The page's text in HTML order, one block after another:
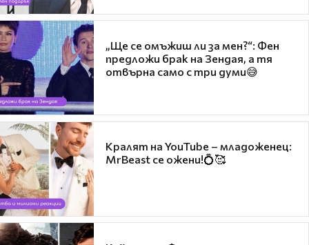
„Ще се омъжиш ли за мен?“: Фен
предложи брак на Зендая, а тя
отвърна само с три думи😅
Кралят на YouTube – младоженец:
MrBeast се ожени!💍🥰